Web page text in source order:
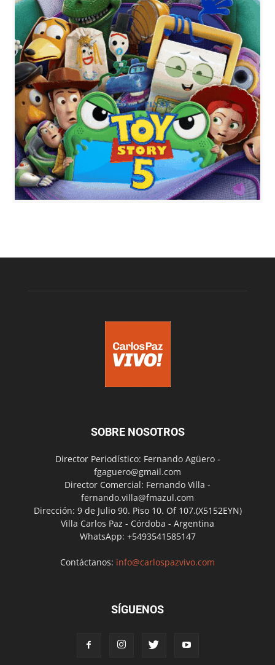
SOBRE NOSOTROS
Director Periodístico: Fernando Agüero -
fgaguero@gmail.com
Director Comercial: Fernando Villa -
fernando.villa@fmazul.com
Dirección: 9 de Julio 90. Piso 10. Of 107.(X5152EYN)
Villa Carlos Paz - Córdoba - Argentina
WhatsApp: +5493541585147
Contáctanos: info@carlospazvivo.com
SÍGUENOS